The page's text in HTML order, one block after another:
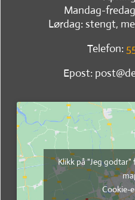
Mandag-
Lørdag: stengt,
Telefon:
Epost:
Klikk på "Jeg godtar"
Cookie-